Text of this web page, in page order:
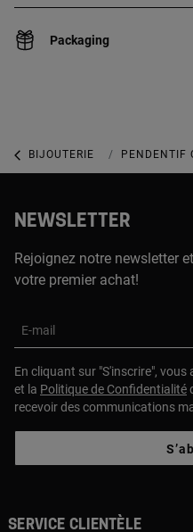
Packaging
BIJOUTERIE BIJOUX
PENDENTIF
NEWSLETTER
Rejoignez notre newsletter
votre premier achat!
E-mail
En cliquant sur "S'inscrire", vous
et la Politique de Confidentialité
recevoir des communications
Service clientèle